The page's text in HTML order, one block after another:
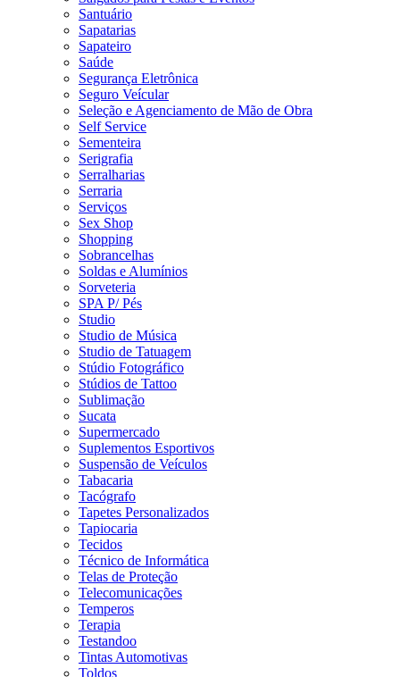
Santuário
Sapatarias
Sapateiro
Saúde
Segurança Eletrônica
Seguro Veícular
Seleção e Agenciamento de Mão de Obra
Self Service
Sementeira
Serigrafia
Serralharias
Serraria
Serviços
Sex Shop
Shopping
Sobrancelhas
Soldas e Alumínios
Sorveteria
SPA P/ Pés
Studio
Studio de Música
Studio de Tatuagem
Stúdio Fotográfico
Stúdios de Tattoo
Sublimação
Sucata
Supermercado
Suplementos Esportivos
Suspensão de Veículos
Tabacaria
Tacógrafo
Tapetes Personalizados
Tapiocaria
Tecidos
Técnico de Informática
Telas de Proteção
Telecomunicações
Temperos
Terapia
Testandoo
Tintas Automotivas
Toldos